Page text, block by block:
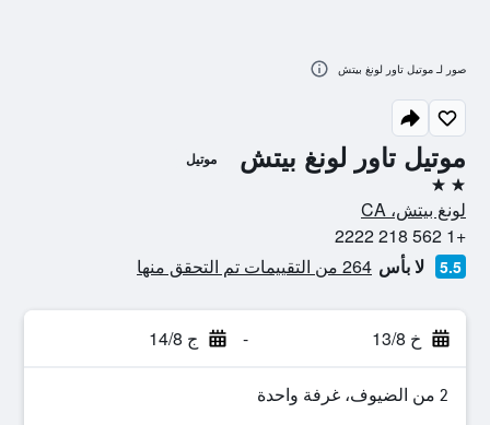
موتيل تاور لونغ بيتش موتيل
2 نجمتين
لونغ بيتش، CA
+1 562 218 2222
5.5 لا بأس 264 من التقييمات تم التحقق منها
خ 13/8 - ج 14/8
2 من الضيوف، غرفة واحدة
صور لـ موتيل تاور لونغ بيتش